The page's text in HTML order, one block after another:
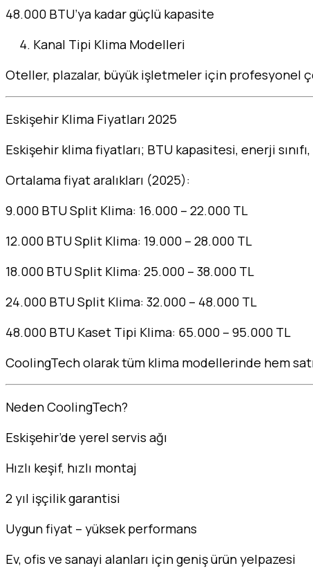
48.000 BTU’ya kadar güçlü kapasite
Kanal Tipi Klima Modelleri
Oteller, plazalar, büyük işletmeler için profesyonel
Eskişehir Klima Fiyatları 2025
Eskişehir klima fiyatları; BTU kapasitesi, enerji
Ortalama fiyat aralıkları (2025):
9.000 BTU Split Klima: 16.000 – 22.000 TL
12.000 BTU Split Klima: 19.000 – 28.000 TL
18.000 BTU Split Klima: 25.000 – 38.000 TL
24.000 BTU Split Klima: 32.000 – 48.000 TL
48.000 BTU Kaset Tipi Klima: 65.000 – 95.000 TL
CoolingTech olarak tüm klima modellerinde hem
Neden CoolingTech?
Eskişehir’de yerel servis ağı
Hızlı keşif, hızlı montaj
2 yıl işçilik garantisi
Uygun fiyat – yüksek performans
Ev, ofis ve sanayi alanları için geniş ürün yelpazesi